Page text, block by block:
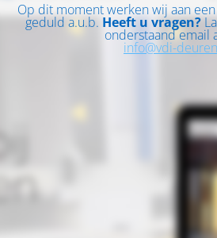
Op dit moment werken wij aan
geduld a.u.b. Heeft u vragen?
onderstaand email
info@vdi-